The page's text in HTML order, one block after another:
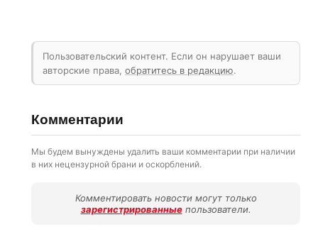
Пользовательский контент. Если он нарушает ваши
авторские права, обратитесь в редакцию.
Комментарии
Мы будем вынуждены удалить ваши комментарии при наличии
в них нецензурной брани и оскорблений.
Комментировать новости могут только
зарегистрированныепользователи.